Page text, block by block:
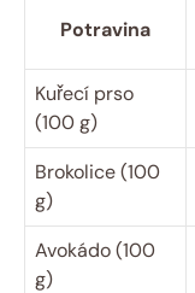
Potravina
Kuřecí prso
(100 g)
Brokolice (100
g)
Avokádo (100
g)